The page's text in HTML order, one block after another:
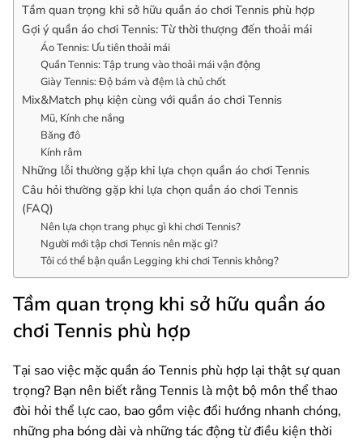
Tầm quan trọng khi sở hữu quần áo chơi Tennis phù hợp
Gợi ý quần áo chơi Tennis: Từ thời thượng đến thoải mái
Áo Tennis: Ưu tiên thoải mái
Quần Tennis: Tập trung vào thoải mái vận động
Giày Tennis: Độ bám và đệm là chủ chốt
Mix&Match phụ kiện cùng với quần áo chơi Tennis
Mũ, Kính che nắng
Băng đô
Kính râm
Những lỗi thường gặp khi lựa chọn quần áo chơi Tennis
Câu hỏi thường gặp khi lựa chọn quần áo chơi Tennis
(FAQ)
Nên lựa chọn trang phục gì khi chơi Tennis?
Người mới tập chơi Tennis nên mặc gì?
Tôi có thể bận quần Legging khi chơi Tennis không?
Tầm quan trọng khi sở hữu quần áo
chơi Tennis phù hợp
Tại sao việc mặc quần áo Tennis phù hợp lại thật sự quan
trọng? Bạn nên biết rằng Tennis là một bộ môn thể thao
đòi hỏi thể lực cao, bao gồm việc đổi hướng nhanh chóng,
những pha bóng dài và những tác động từ điều kiện thời